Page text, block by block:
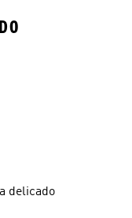
delicado